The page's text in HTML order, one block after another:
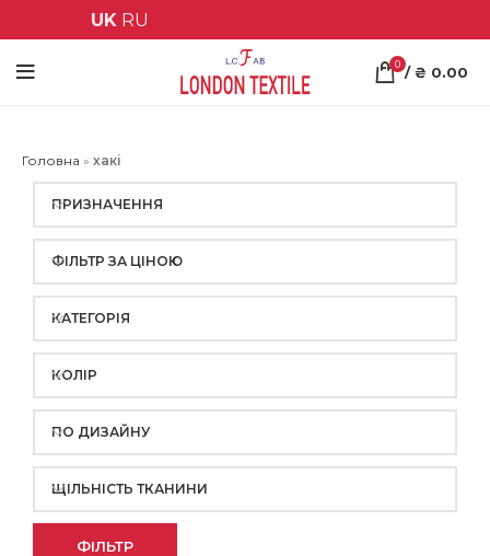
UK RU
0 / ₴ 0.00
Головна »хакі
ПРИЗНАЧЕННЯ
ФІЛЬТР ЗА ЦІНОЮ
КАТЕГОРІЯ
КОЛІР
ПО ДИЗАЙНУ
ЩІЛЬНІСТЬ ТКАНИНИ
ФІЛЬТР